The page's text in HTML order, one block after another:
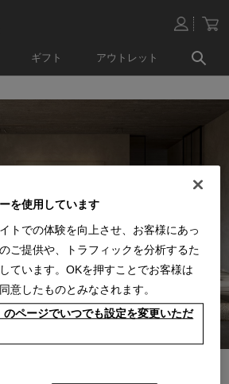
ギフト アウトレット
を使用しています
トでの体験を向上させ、お客様にあっ
ご提供や、トラフィックを分析するた
ています。OKを押すことでお客様は
意したものとみなされます。
のページでいつでも設定を変更いただ